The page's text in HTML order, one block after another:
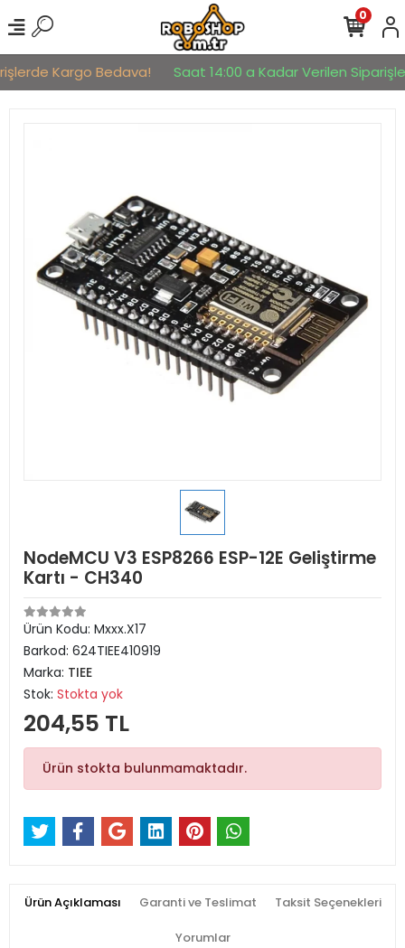
Kargo Bedava! Saat 14:00 a Kadar Verilen
0
NodeMCU V3 ESP8266 ESP-12E Geliştirme
Kartı - CH340
Ürün Kodu: Mxxx.X17
Barkod: 624TIEE410919
Marka: TIEE
Stok: Stokta yok
204,55 TL
Ürün stokta bulunmamaktadır.
Ürün Açıklaması Garanti ve Teslimat Taksit Seçenekleri
Yorumlar